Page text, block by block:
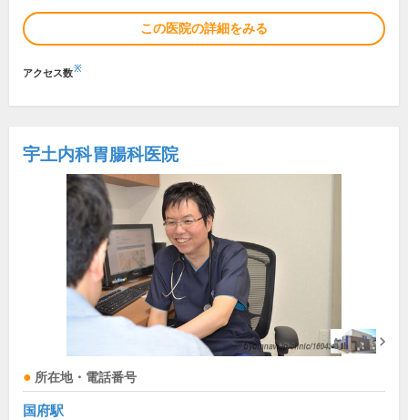
この医院の詳細をみる
アクセス数※
宇土内科胃腸科医院
所在地・電話番号
国府駅